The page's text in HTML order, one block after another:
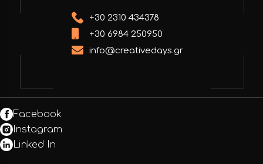
+30 2310 434378
+30 6984 250950
info@creativedays.gr
Facebook
Instagram
Linked In